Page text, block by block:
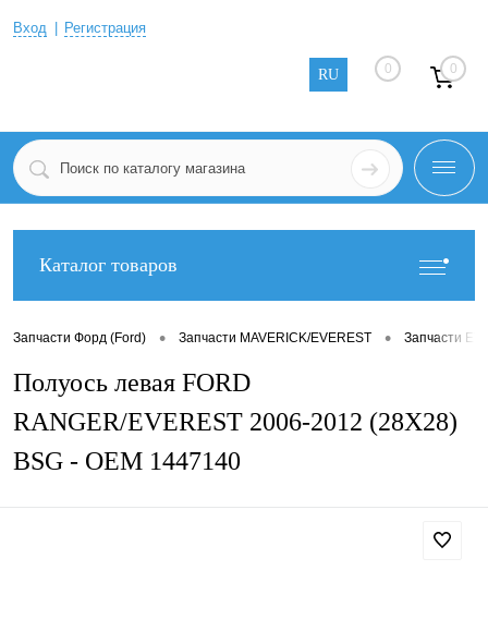
Вход Регистрация
RU 0 0
Каталог товаров
Запчасти Форд (Ford) • Запчасти MAVERICK/EVEREST • Запчасти
Полуось левая FORD
RANGER/EVEREST 2006-2012 (28X28)
BSG - OEM 1447140